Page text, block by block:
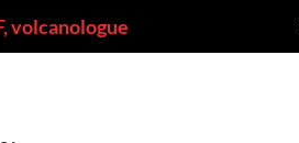
volcanologue